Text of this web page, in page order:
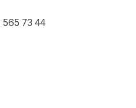
565 73 44